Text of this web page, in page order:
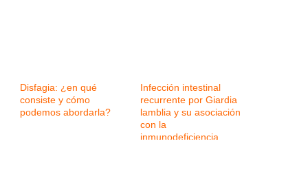
Disfagia: ¿en qué
consiste y cómo
podemos abordarla?
Infección intestinal
recurrente por Giardia
lamblia y su asociación
con la
inmunodeficiencia